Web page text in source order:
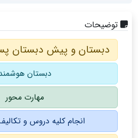
توضیحات
دبستان و پیش دبستان
دبستان
مهارت محور
انجام کلیه دروس و